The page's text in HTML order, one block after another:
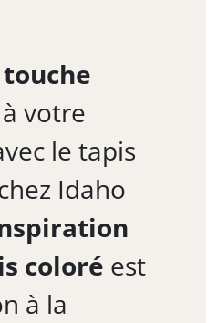
touche
à votre
le tapis
Idaho
coloré est
à la